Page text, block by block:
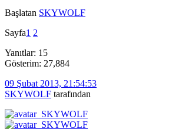
Başlatan SKYWOLF
Sayfa1 2
Yanıtlar: 15
Gösterim: 27,884
09 Şubat 2013, 21:54:53
SKYWOLF tarafından